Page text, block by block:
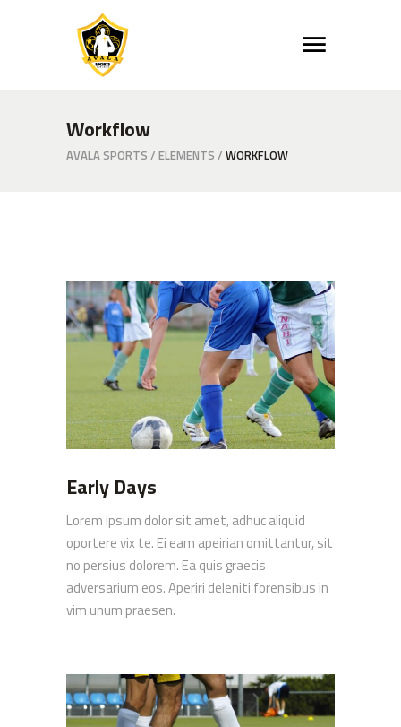
Workflow
AVALA SPORTS / ELEMENTS / WORKFLOW
Early Days
Lorem ipsum dolor sit amet, adhuc aliquid
oportere vix te. Ei eam apeirian omittantur, sit
no persius dolorem. Ea quis graecis
adversarium eos. Aperiri deleniti forensibus in
vim unum praesen.